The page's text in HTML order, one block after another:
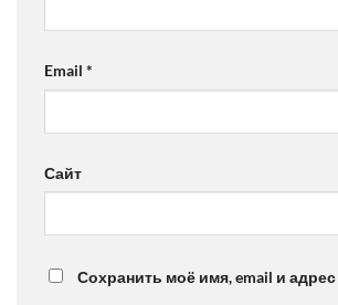
Email *
Сайт
Сохранить моё имя, email и